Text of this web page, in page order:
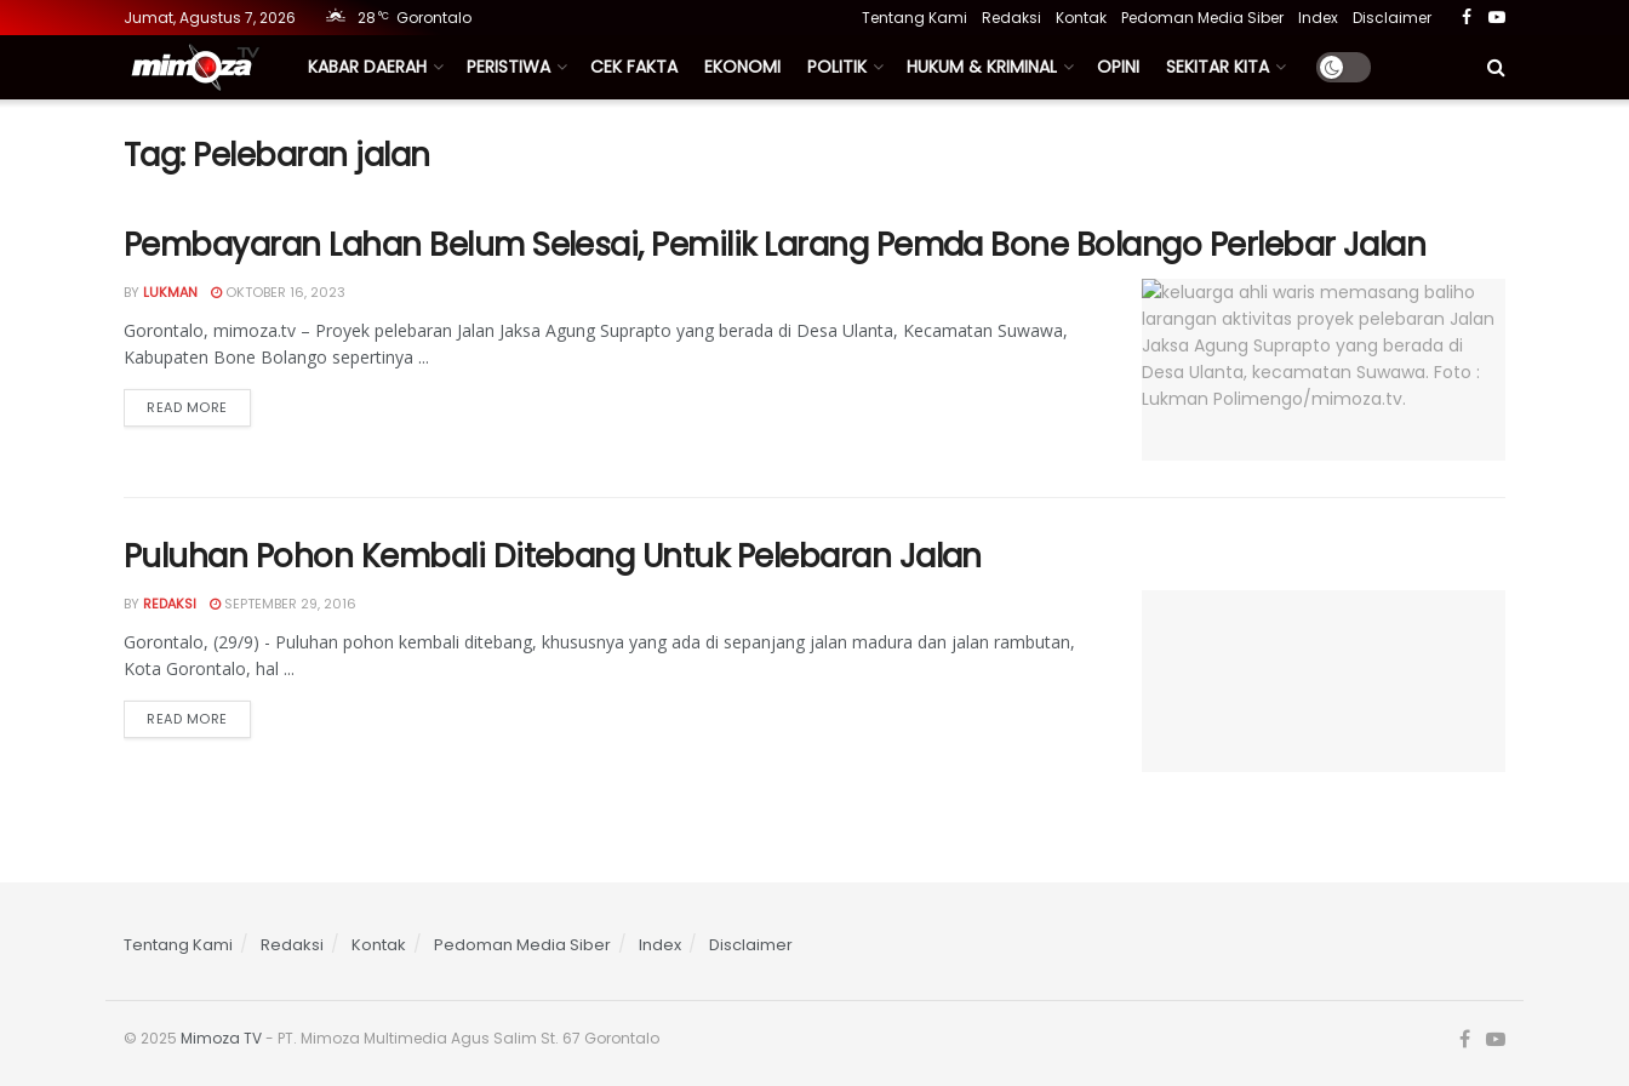
Jumat, Agustus 7, 2026 28 °C Gorontalo Tentang Kami Redaksi Kontak Pedoman Media Siber Index Disclaimer
KABAR DAERAH PERISTIWA CEK FAKTA EKONOMI POLITIK HUKUM & KRIMINAL OPINI SEKITAR KITA
Tag: Pelebaran jalan
Pembayaran Lahan Belum Selesai, Pemilik Larang Pemda Bone Bolango Perlebar Jalan
BY LUKMAN OKTOBER 16, 2023
Gorontalo, mimoza.tv – Proyek pelebaran Jalan Jaksa Agung Suprapto yang berada di Desa Ulanta, Kecamatan Suwawa,
Kabupaten Bone Bolango sepertinya ...
READ MORE
Puluhan Pohon Kembali Ditebang Untuk Pelebaran Jalan
BY REDAKSI SEPTEMBER 29, 2016
Gorontalo, (29/9) - Puluhan pohon kembali ditebang, khususnya yang ada di sepanjang jalan madura dan jalan rambutan,
Kota Gorontalo, hal ...
READ MORE
Tentang Kami Redaksi Kontak Pedoman Media Siber Index Disclaimer
© 2025 Mimoza TV- PT. Mimoza Multimedia Agus Salim St. 67 Gorontalo